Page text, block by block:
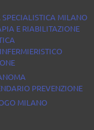
SPECIALISTICA MILANO
E RIABILITAZIONE
PREVENZIONE
MILANO